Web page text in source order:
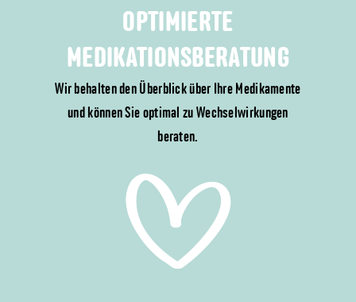
OPTIMIERTE
MEDIKATIONSBERATUNG
Wir behalten den Überblick über Ihre Medikamente
und können Sie optimal zu Wechselwirkungen
beraten.